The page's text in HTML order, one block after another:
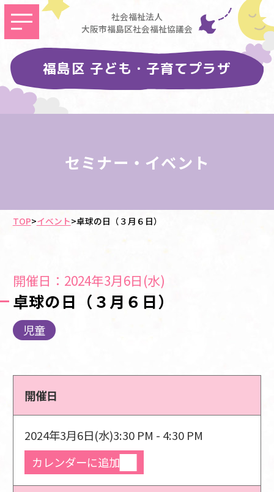
社会福祉法人
大阪市福島区社会福祉協議会
福島区 子ども・子育てプラザ
セミナー・イベント
TOP>イベント>卓球の日（３月６日）
開催日：2024年3月6日(水)
卓球の日（３月６日）
児童
開催日
2024年3月6日(水)3:30 PM - 4:30 PM
カレンダーに追加